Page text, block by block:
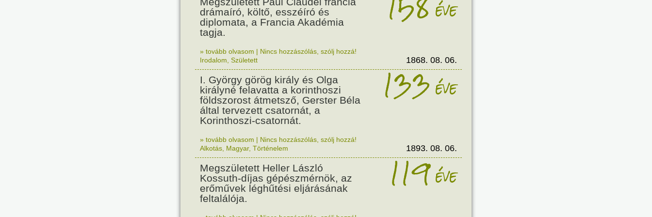
drámaíró, költő, esszéíró és
diplomata, a Francia Akadémia
tagja.
éve
» tovább olvasom | Nincs hozzászólás, szólj hozzá!
Irodalom Született 1868. 08. 06.
I. György görög király és Olga
királyné felavatta a korinthoszi
földszorost átmetsző, Gerster Béla
által tervezett csatornát, a
Korinthoszi-csatornát.
133éve
» tovább olvasom | Nincs hozzászólás, szólj hozzá!
Alkotás Magyar, Történelem 1893. 08. 06.
Megszületett Heller László
Kossuth-díjas gépészmérnök, az
erőművek léghűtési eljárásának
feltalálója.
119éve